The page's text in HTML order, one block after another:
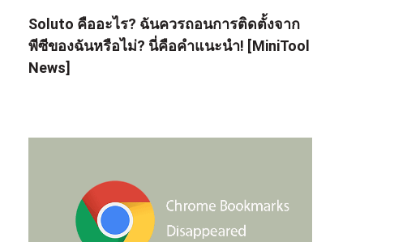
Soluto คืออะไร? ฉันควรถอนการติดตั้งจาก
พีซีของฉันหรือไม่? นี่คือคำแนะนำ! [MiniTool
News]